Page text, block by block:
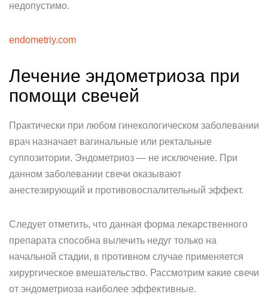
недопустимо.
endometriy.com
Лечение эндометриоза при
помощи свечей
Практически при любом гинекологическом заболевании
врач назначает вагинальные или ректальные
суппозитории. Эндометриоз — не исключение. При
данном заболевании свечи оказывают
анестезирующий и противовоспалительный эффект.
Следует отметить, что данная форма лекарственного
препарата способна вылечить недуг только на
начальной стадии, в противном случае применяется
хирургическое вмешательство. Рассмотрим какие свечи
от эндометриоза наиболее эффективные.